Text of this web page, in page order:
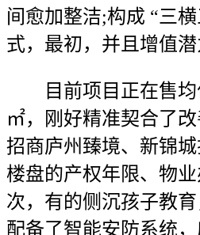
间愈加整洁;构成 “三
式，最初，并且增值潜
目前项目正在售均
㎡，刚好精准契合了
招商庐州臻境、新锦
楼盘的产权年限、物
次，有的侧沉孩子教育
配备了智能安防系统